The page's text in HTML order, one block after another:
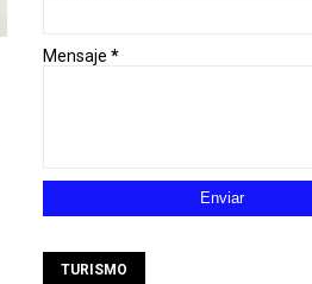
Mensaje *
TURISMO